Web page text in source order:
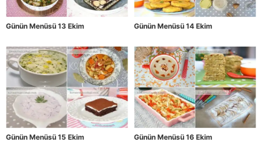
Günün Menüsü 13 Ekim Günün Menüsü 14 Ekim
Günün Menüsü 15 Ekim Günün Menüsü 16 Ekim